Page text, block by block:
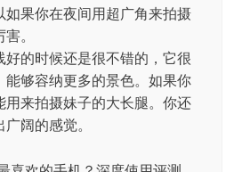
如果你在夜间用超广角来拍摄
。
好的时候还是很不错的，它很
能够容纳更多的景色。如果你
用来拍摄妹子的大长腿。你还
阔的感觉。